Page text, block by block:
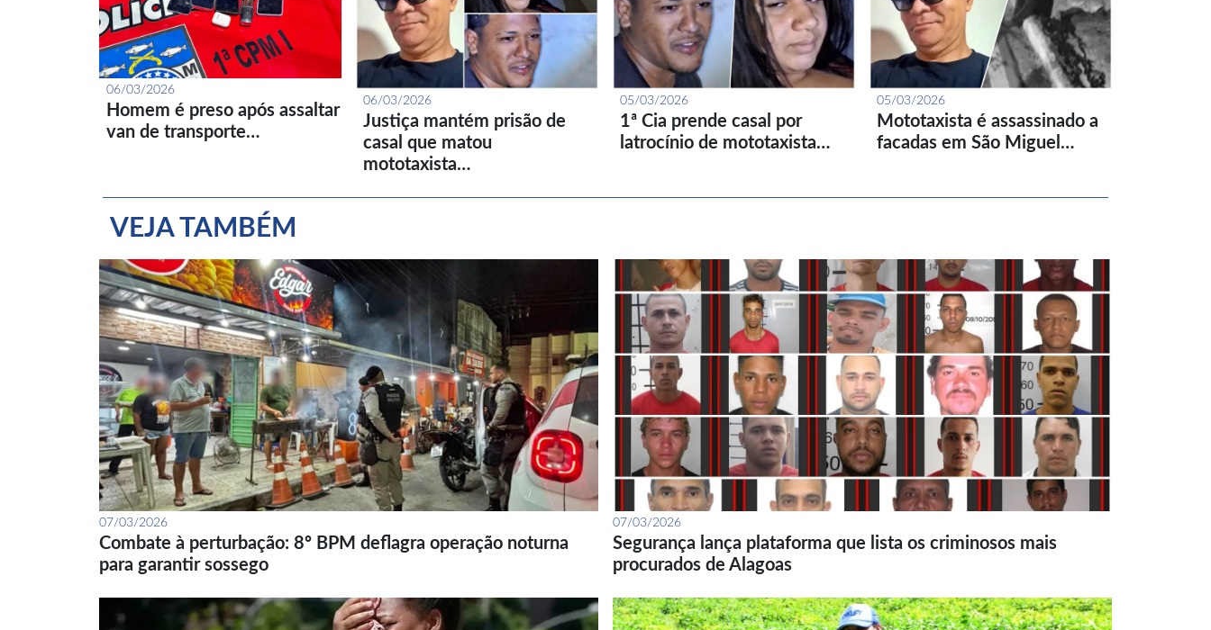
06/03/2026
Homem é preso após assaltar
van de transporte…
06/03/2026
Justiça mantém prisão de
casal que matou
mototaxista…
05/03/2026
1ª Cia prende casal por
latrocínio de mototaxista…
05/03/2026
Mototaxista é assassinado a
facadas em São Miguel…
VEJA TAMBÉM
07/03/2026
Combate à perturbação: 8º BPM deflagra operação noturna
para garantir sossego
07/03/2026
Segurança lança plataforma que lista os criminosos mais
procurados de Alagoas